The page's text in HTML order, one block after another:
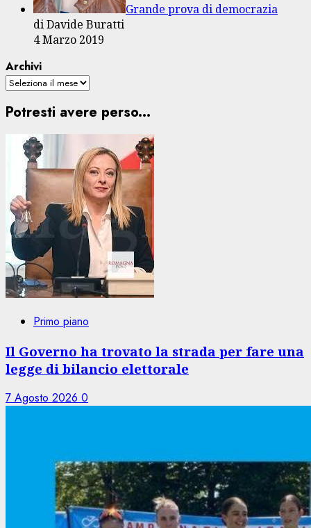
Grande prova di democrazia
di Davide Buratti
4 Marzo 2019
Archivi
Potresti avere perso...
Primo piano
Il Governo ha trovato la strada per fare una
legge di bilancio elettorale
7 Agosto 2026 0